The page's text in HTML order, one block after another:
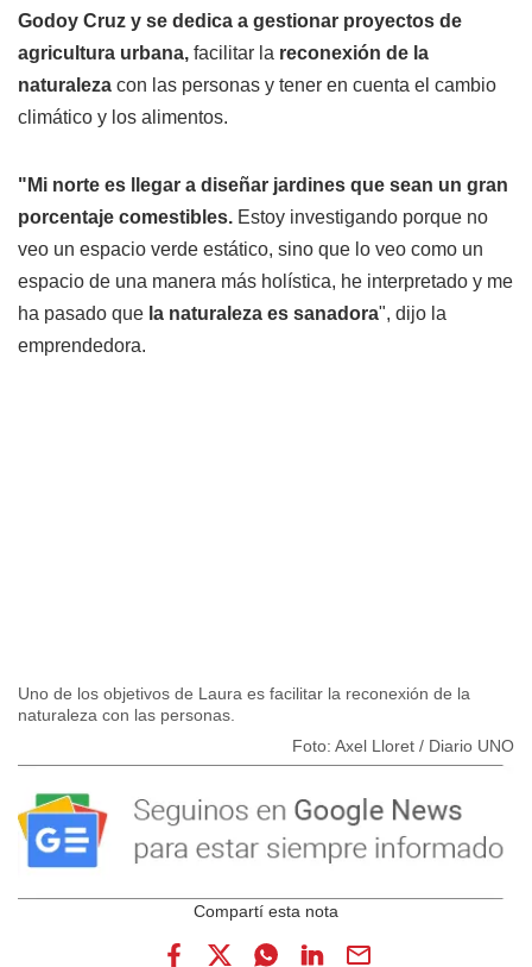
Godoy Cruz y se dedica a gestionar proyectos de
agricultura urbana, facilitar la reconexión de la
naturaleza con las personas y tener en cuenta el cambio
climático y los alimentos.
"Mi norte es llegar a diseñar jardines que sean un gran
porcentaje comestibles. Estoy investigando porque no
veo un espacio verde estático, sino que lo veo como un
espacio de una manera más holística, he interpretado y me
ha pasado que la naturaleza es sanadora", dijo la
emprendedora.
Uno de los objetivos de Laura es facilitar la reconexión de la
naturaleza con las personas.
Foto: Axel Lloret / Diario UNO